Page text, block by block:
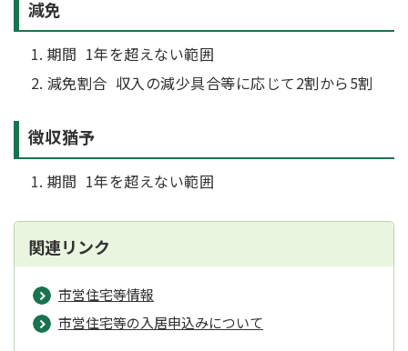
減免
期間 1年を超えない範囲
減免割合 収入の減少具合等に応じて2割から5割
徴収猶予
期間 1年を超えない範囲
関連リンク
市営住宅等情報
市営住宅等の入居申込みについて